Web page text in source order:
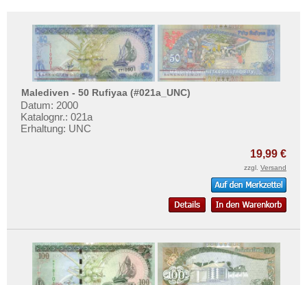
Malediven - 50 Rufiyaa (#021a_UNC)
Datum: 2000
Katalognr.: 021a
Erhaltung: UNC
19,99 €
zzgl. Versand